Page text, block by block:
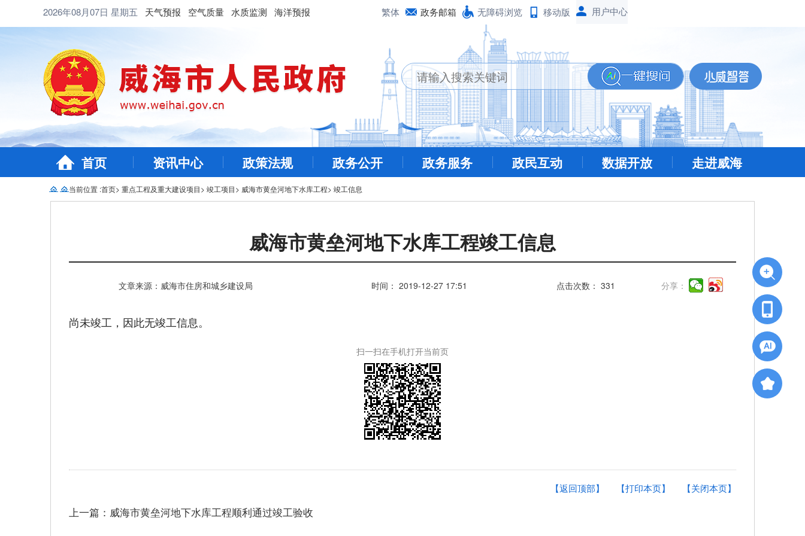
2026年08月07日 星期五 天气预报 空气质量 水质监测 海洋预报 繁体 政务邮箱 无障碍浏览 移动版
首页 资讯中心 政策法规 政务公开 政务服务 政民互动 数据开放 走进威海
当前位置 :首页> 重点工程及重大建设项目> 竣工项目> 威海市黄垒河地下水库工程> 竣工信息
威海市黄垒河地下水库工程竣工信息
文章来源：威海市住房和城乡建设局 时间： 2019-12-27 17:51 点击次数：331 分享：
尚未竣工，因此无竣工信息。
扫一扫在手机打开当前页
【关闭本页】
【打印本页】
【返回顶部】
上一篇：威海市黄垒河地下水库工程顺利通过竣工验收